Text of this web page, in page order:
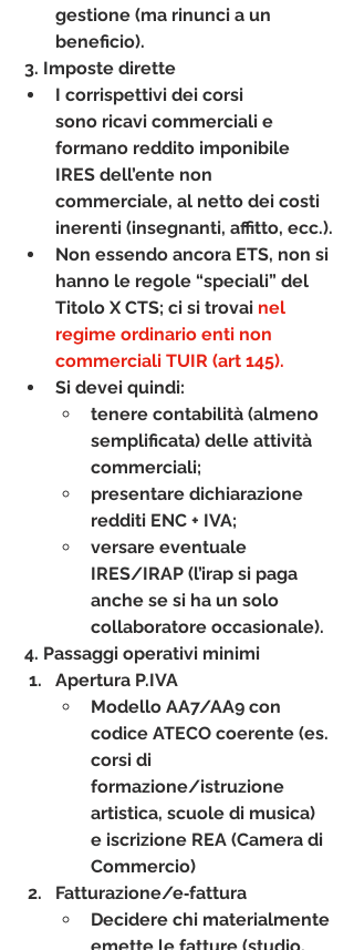
gestione (ma rinunci a un
beneficio).
3. Imposte dirette
I corrispettivi dei corsi
sono ricavi commerciali e
formano reddito imponibile
IRES dell’ente non
commerciale, al netto dei costi
inerenti (insegnanti, affitto, ecc.).
Non essendo ancora ETS, non si
hanno le regole “speciali” del
Titolo X CTS; ci si trovai nel
regime ordinario enti non
commerciali TUIR (art 145).
Si devei quindi:
tenere contabilità (almeno
semplificata) delle attività
commerciali;
presentare dichiarazione
redditi ENC + IVA;
versare eventuale
IRES/IRAP (l’irap si paga
anche se si ha un solo
collaboratore occasionale).
4. Passaggi operativi minimi
Apertura P.IVA
Modello AA7/AA9 con
codice ATECO coerente (es.
corsi di
formazione/istruzione
artistica, scuole di musica)
e iscrizione REA (Camera di
Commercio)
Fatturazione/e‑fattura
Decidere chi materialmente